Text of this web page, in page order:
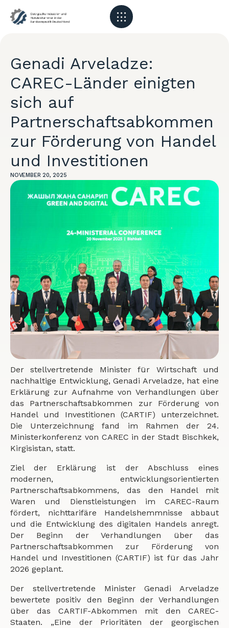
Genadi Arveladze:
CAREC-Länder einigten
sich auf
Partnerschaftsabkommen
zur Förderung von Handel
und Investitionen
NOVEMBER 20, 2025
Der stellvertretende Minister für Wirtschaft und
nachhaltige Entwicklung, Genadi Arveladze, hat eine
Erklärung zur Aufnahme von Verhandlungen über
das Partnerschaftsabkommen zur Förderung von
Handel und Investitionen (CARTIF) unterzeichnet.
Die Unterzeichnung fand im Rahmen der 24.
Ministerkonferenz von CAREC in der Stadt Bischkek,
Kirgisistan, statt.
Ziel der Erklärung ist der Abschluss eines
modernen, entwicklungsorientierten
Partnerschaftsabkommens, das den Handel mit
Waren und Dienstleistungen im CAREC-Raum
fördert, nichttarifäre Handelshemmnisse abbaut
und die Entwicklung des digitalen Handels anregt.
Der Beginn der Verhandlungen über das
Partnerschaftsabkommen zur Förderung von
Handel und Investitionen (CARTIF) ist für das Jahr
2026 geplant.
Der stellvertretende Minister Genadi Arveladze
bewertete positiv den Beginn der Verhandlungen
über das CARTIF-Abkommen mit den CAREC-
Staaten. „Eine der Prioritäten der georgischen